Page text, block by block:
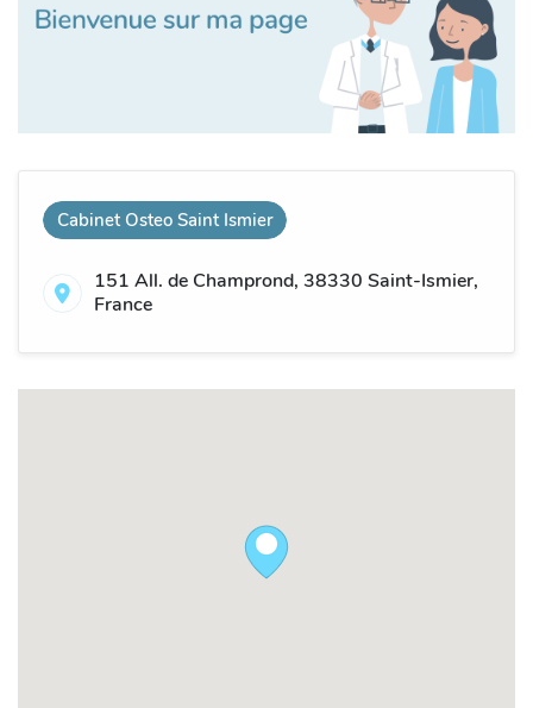
Cabinet Osteo Saint Ismier
151 All. de Champrond, 38330 Saint-Ismier,
France